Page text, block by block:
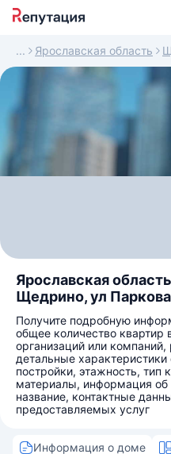
Ярославская область
Ярославская
Щедрино, ул
Получите подробную
общее количество квартир
организаций или
детальные характеристики
постройки, этажность, тип
материалы, информация
название, контактные
предоставляемых услуг
Информация о доме